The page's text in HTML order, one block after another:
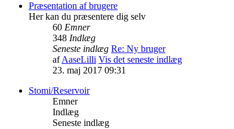
Præsentation af brugere
Her kan du præsentere dig selv
60 Emner
348 Indlæg
Seneste indlæg Re: Ny bruger
afAaseLilli Vis det seneste indlæg
23. maj 2017 09:31
Stomi/Reservoir
Emner
Indlæg
Seneste indlæg